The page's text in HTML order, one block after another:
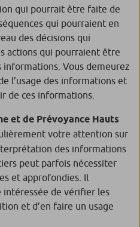
qui pourrait être faite de
qui pourraient en
des décisions qui
actions qui pourraient être
Vous demeurez
l’usage des informations et
de ces informations.
et de Prévoyance Hauts
votre attention sur
des informations
peut parfois nécessiter
et approfondies. Il
de vérifier les
et d’en faire un usage